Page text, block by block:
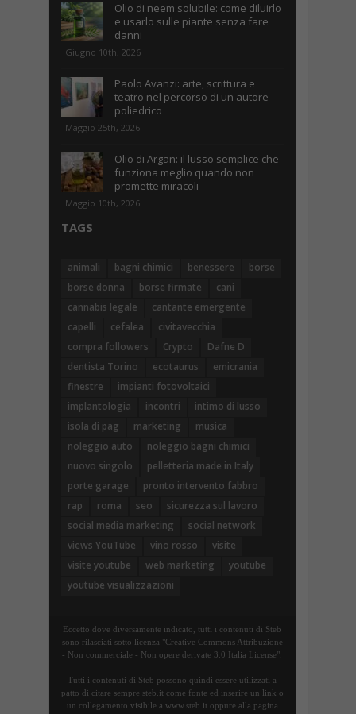
Olio di neem solubile: come diluirlo
e usarlo sulle piante senza fare
danni
Giugno 10th, 2026
Paolo Avanzi: arte, scrittura e
teatro nel percorso di un autore
poliedrico
Maggio 25th, 2026
Olio di Argan: il lusso semplice che
funziona meglio quando non
promette miracoli
Maggio 10th, 2026
TAGS
animali bagni chimici benessere
borse
borse donna
borse firmate
cani
cannabis legale
cantante emergente
capelli
cefalea
civitavecchia
compra followers
Crypto
Dafne D
dentista Torino
ecotaurus
emicrania
finestre
impianti fotovoltaici
implantologia
incontri
intimo di lusso
isola di pag
marketing
musica
noleggio auto
noleggio bagni chimici
nuovo singolo
pelletteria made in Italy
porte garage
pronto intervento fabbro
rap
roma seo
sicurezza sul lavoro
social media marketing
social network
views YouTube
vino rosso
visite
visite youtube
web marketing
youtube
youtube visualizzazioni
Eccetto dove diversamente indicato, tutti i contenuti di Steb
sono rilasciati sotto licenza "Creative Commons Attribuzione
- Non commerciale - Non opere derivate 3.0 Italia License".
Tutti i contenuti di Steb possono quindi essere utilizzati a
patto di citare sempre steb.it come fonte ed inserire un link o
un collegamento visibile a www.steb.it oppure alla pagina